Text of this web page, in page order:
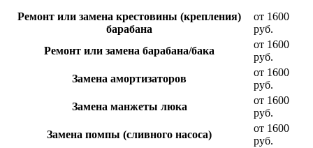
Ремонт или замена крестовины (крепления)
барабана
от 1600
руб.
Ремонт или замена барабана/бака
от 1600
руб.
Замена амортизаторов
от 1600
руб.
Замена манжеты люка
от 1600
руб.
Замена помпы (сливного насоса)
от 1600
руб.